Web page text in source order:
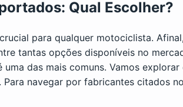
Qual Escolher?
para qualquer motociclista.
tantas opções disponíveis no
das mais comuns. Vamos
navegar por fabricantes citados